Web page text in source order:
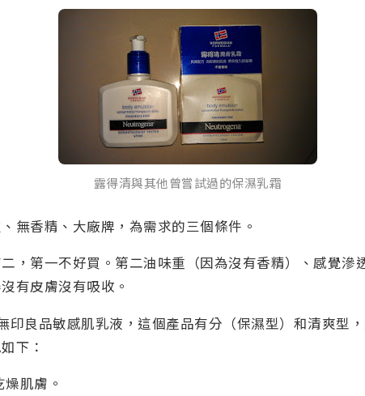
露得清與其他曾嘗試過的保濕乳霜
無香精、大廠牌，為需求的三個條件。
，第一不好買。第二油味重（因為沒有香精）、感覺滲
有皮膚沒有吸收。
印良品敏感肌乳液，這個產品有分（保濕型）和清爽型
下：
肌膚。